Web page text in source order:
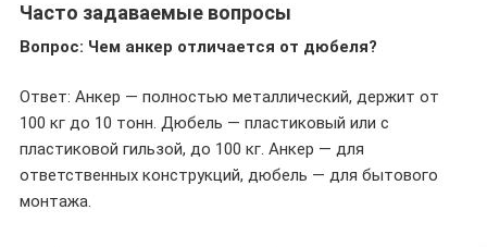
Часто задаваемые вопросы
Вопрос: Чем анкер отличается от дюбеля?
Ответ: Анкер — полностью металлический, держит от
100 кг до 10 тонн. Дюбель — пластиковый или с
пластиковой гильзой, до 100 кг. Анкер — для
ответственных конструкций, дюбель — для бытового
монтажа.